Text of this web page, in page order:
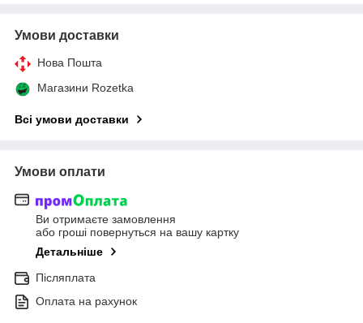
Умови доставки
Нова Пошта
Магазини Rozetka
Всі умови доставки
Умови оплати
Ви отримаєте замовлення
або гроші повернуться на вашу картку
Детальніше
Післяплата
Оплата на рахунок